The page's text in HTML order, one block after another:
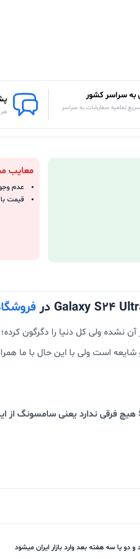
به سراسر کشور
تمامیه سفارشات به سراسر
معایب
عدم
قیمت
نشده ولی کل دنیا را دگرگون کرده؛
است ولی با این حال با ما